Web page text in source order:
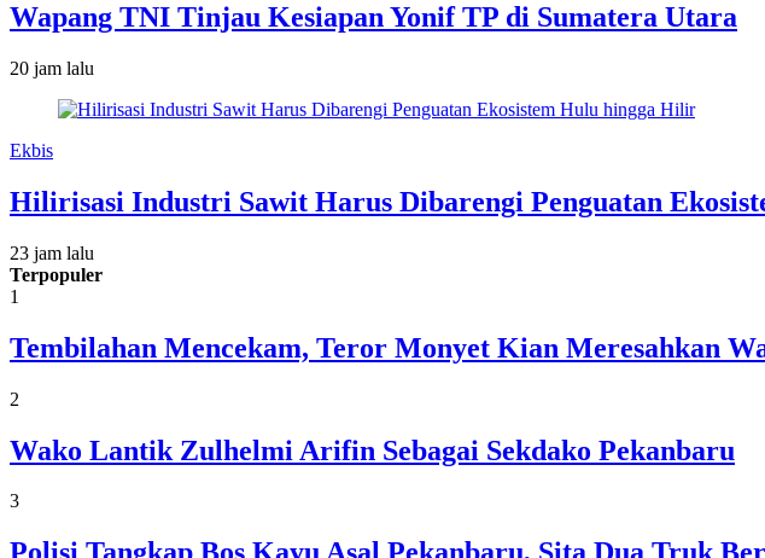
Wapang TNI Tinjau Kesiapan Yonif TP di Sumatera Utara
20 jam lalu
Ekbis
Hilirisasi Industri Sawit Harus Dibarengi Penguatan
23 jam lalu
Terpopuler
1
Tembilahan Mencekam, Teror Monyet Kian Meresahkan
2
Wako Lantik Zulhelmi Arifin Sebagai Sekdako Pekanbaru
3